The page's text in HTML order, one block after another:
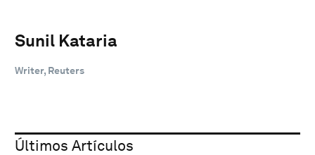
Sunil Kataria
Writer, Reuters
Últimos Artículos